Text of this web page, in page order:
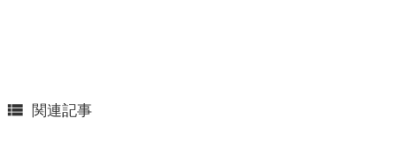
 関連記事